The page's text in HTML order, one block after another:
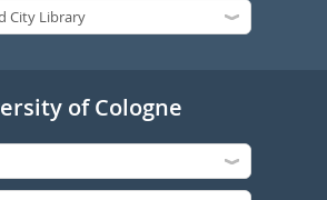
of Cologne